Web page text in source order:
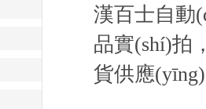
漢百士自動
品實(shí)拍
貨供應